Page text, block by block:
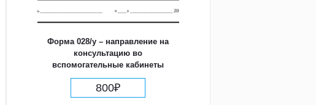
Форма 028/у – направление на
консультацию во
вспомогательные кабинеты
800₽